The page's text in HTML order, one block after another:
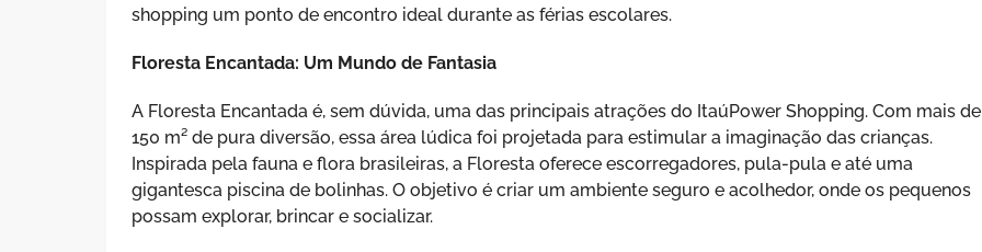
shopping um ponto de encontro ideal durante as férias escolares.
Floresta Encantada: Um Mundo de Fantasia
A Floresta Encantada é, sem dúvida, uma das principais atrações do ItaúPower Shopping. Com mais de
150 m² de pura diversão, essa área lúdica foi projetada para estimular a imaginação das crianças.
Inspirada pela fauna e flora brasileiras, a Floresta oferece escorregadores, pula-pula e até uma
gigantesca piscina de bolinhas. O objetivo é criar um ambiente seguro e acolhedor, onde os pequenos
possam explorar, brincar e socializar.